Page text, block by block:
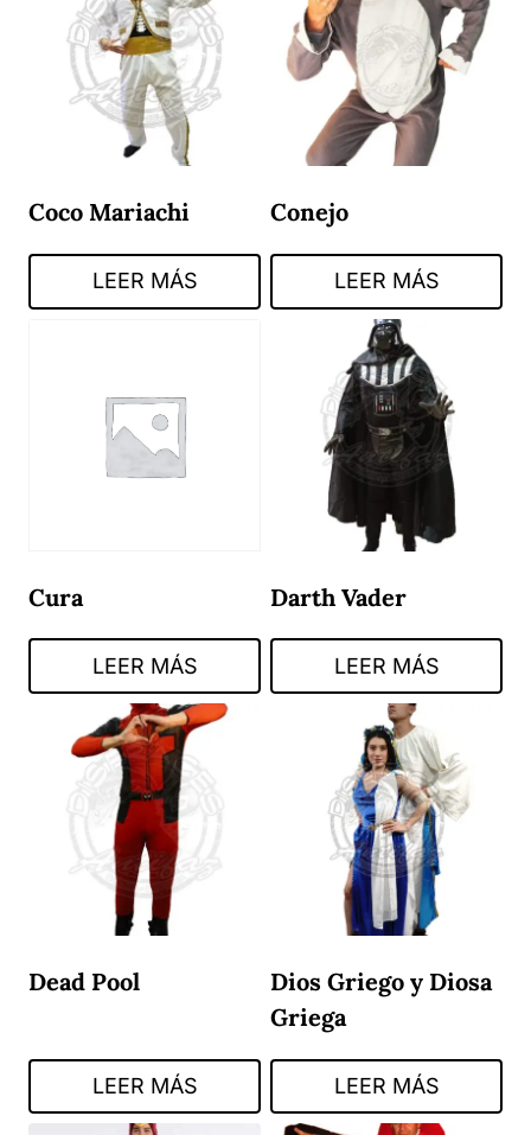
Coco Mariachi
LEER MÁS
Conejo
LEER MÁS
Cura
LEER MÁS
Darth Vader
LEER MÁS
Dead Pool
LEER MÁS
Dios Griego y Diosa
Griega
LEER MÁS